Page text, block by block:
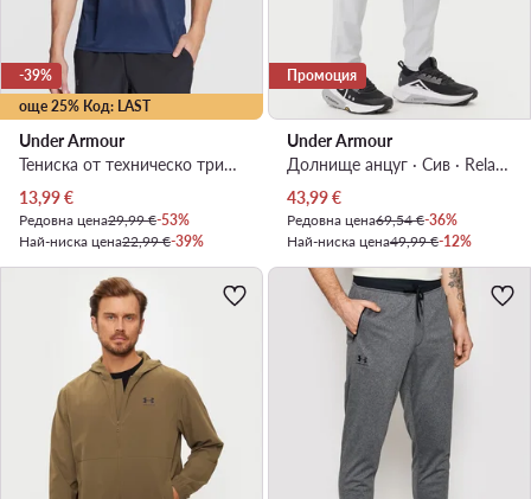
още 25% Код: LAST
-39%
Under Armour
Тениска от техническо трико · Тъмносин
Актуална цена
13,99€
Редовна цена29,99 €-53%
Най-ниска цена22,99 €-39%
Промоция
Under Armour
Долнище анцуг · Сив · Relaxed Fit
Актуална цена
43,99€
Редовна цена69,54 €-36%
Най-ниска цена49,99 €-12%